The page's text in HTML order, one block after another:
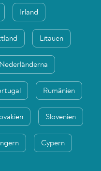
Irland
Litauen
Nederländerna
Rumänien
Slovenien
Cypern